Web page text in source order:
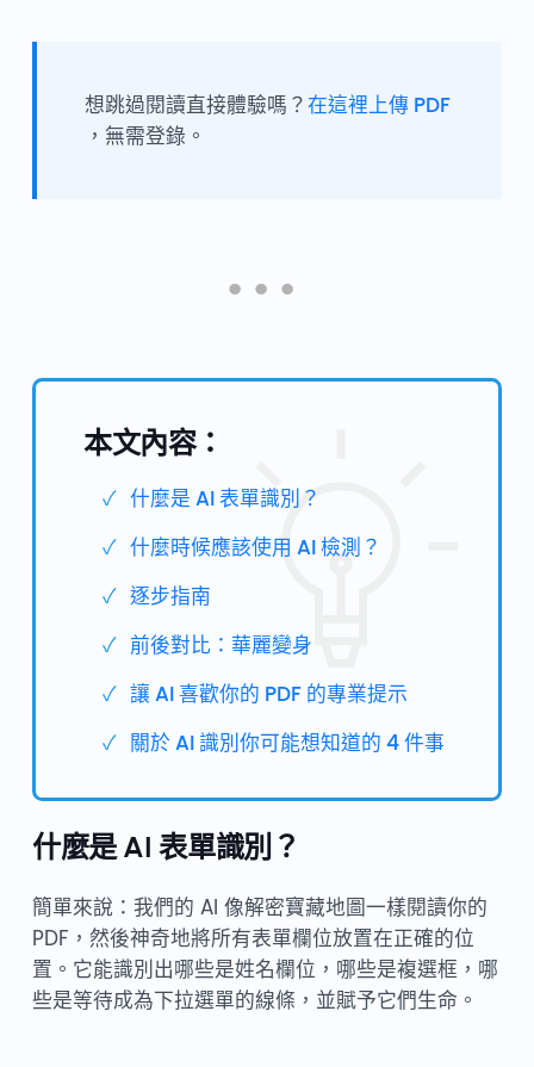
想跳過閱讀直接體驗嗎？在這裡上傳 PDF
，無需登錄。
本文內容：
什麼是 AI 表單識別？
什麼時候應該使用 AI 檢測？
逐步指南
前後對比：華麗變身
讓 AI 喜歡你的 PDF 的專業提示
關於 AI 識別你可能想知道的 4 件事
什麼是 AI 表單識別？
簡單來說：我們的 AI 像解密寶藏地圖一樣閱讀你的
PDF，然後神奇地將所有表單欄位放置在正確的位
置。它能識別出哪些是姓名欄位，哪些是複選框，哪
些是等待成為下拉選單的線條，並賦予它們生命。